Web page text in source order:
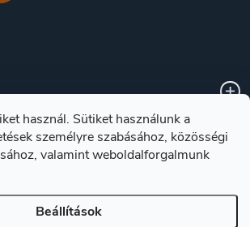
használ. Sütiket használunk a
személyre szabásához, közösségi
valamint weboldalforgalmunk
Beállítások
a késekröl